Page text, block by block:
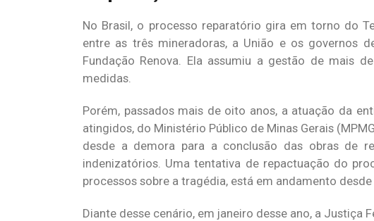
No Brasil, o processo reparatório gira em torno do
entre as três mineradoras, a União e os governos
Fundação Renova. Ela assumiu a gestão de mais
medidas.
Porém, passados mais de oito anos, a atuação da
atingidos, do Ministério Público de Minas Gerais
desde a demora para a conclusão das obras de
indenizatórios. Uma tentativa de repactuação do
processos sobre a tragédia, está em andamento
Diante desse cenário, em janeiro desse ano, a Justiça